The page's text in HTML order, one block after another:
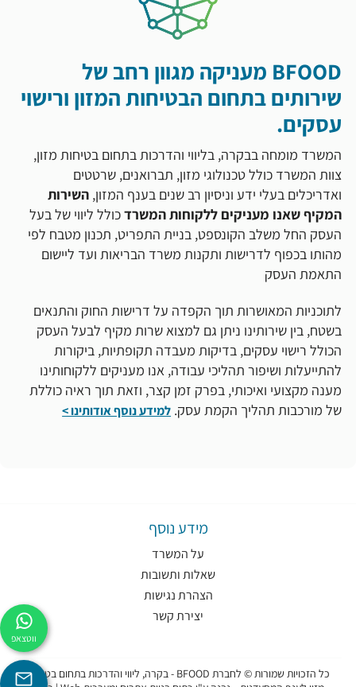
BFOOD מעניקה מגוון רחב של
שירותים בתחום הבטיחות המזון ורישוי
עסקים.
המשרד מומחה בבקרה, בליווי והדרכות בתחום בטיחות מזון,
צוות המשרד כולל טכנולוגי מזון, תברואנים, שרטטים
ואדריכלים בעלי ידע וניסיון רב שנים בענף המזון, השירות
המקיף שאנו מעניקים ללקוחות המשרדכולל ליווי של בעל
העסק החל משלב הקונספט, בניית התפריט, תכנון מטבח לפי
מהותו בכפוף לדרישות ותקנות משרד הבריאות ועד ליישום
התאמת העסק
לתוכניות המאושרות תוך הקפדה על דרישות החוק והתנאים
בשטח, בין שירותינו ניתן גם למצוא שרות מקיף לבעל העסק
הכולל רישוי עסקים, בדיקות מעבדה תקופתיות, ביקורות
להתייעלות ושיפור תהליכי עבודה, אנו מעניקים ללקוחותינו
מענה מקצועי ואיכותי, בפרק זמן קצר, וזאת תוך ראיה כוללת
של מורכבות תהליך הקמת עסק. למידע נוסף אודותינו >
מידע נוסף
על המשרד
שאלות ותשובות
הצהרת נגישות
יצירת קשר
כל הזכויות שמורות © לחברת BFOOD - בקרה, ליווי והדרכות בתחום בטיחות
ווטצאפ